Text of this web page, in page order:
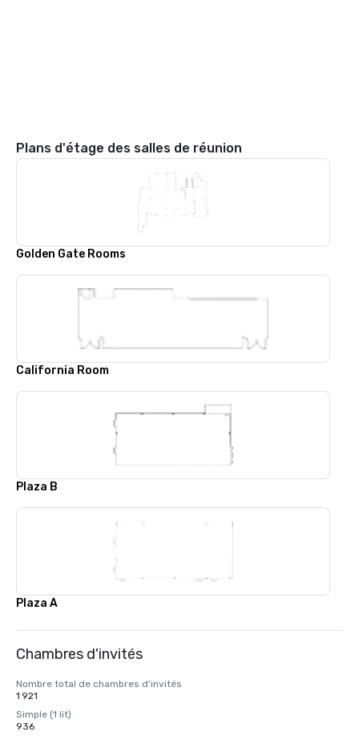
Plans d'étage des salles de réunion
Golden Gate Rooms
California Room
Plaza B
Plaza A
Chambres d'invités
Nombre total de chambres d'invités
1 921
Simple (1 lit)
936